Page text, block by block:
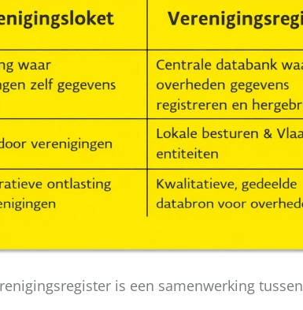
is een samenwerking tussen